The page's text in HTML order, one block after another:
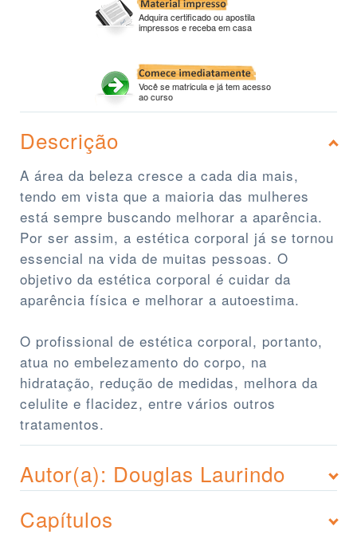
Adquira certificado ou apostila
impressos e receba em casa
Você se matricula e já tem acesso
ao curso
Descrição
A área da beleza cresce a cada dia mais,
tendo em vista que a maioria das mulheres
está sempre buscando melhorar a aparência.
Por ser assim, a estética corporal já se tornou
essencial na vida de muitas pessoas. O
objetivo da estética corporal é cuidar da
aparência física e melhorar a autoestima.
O profissional de estética corporal, portanto,
atua no embelezamento do corpo, na
hidratação, redução de medidas, melhora da
celulite e flacidez, entre vários outros
tratamentos.
Autor(a): Douglas Laurindo
Capítulos